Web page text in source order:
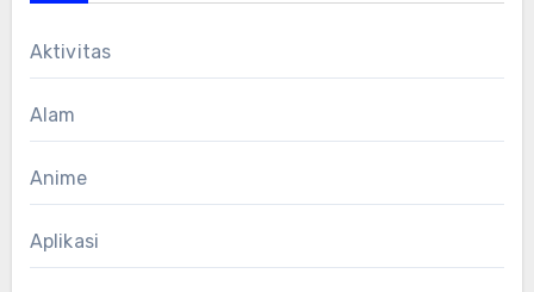
Aktivitas
Alam
Anime
Aplikasi